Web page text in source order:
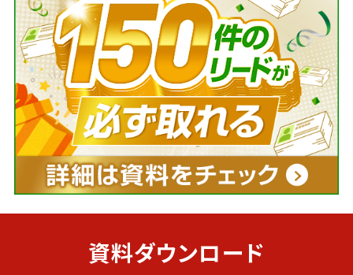
資料ダウンロード